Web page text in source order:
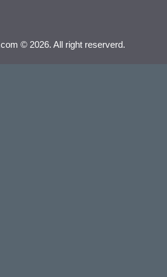
© 2026. All right reserverd.